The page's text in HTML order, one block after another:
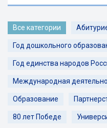
Все категории
Год дошкольного
Год единства народов
Международная
Образование
80 лет Победе